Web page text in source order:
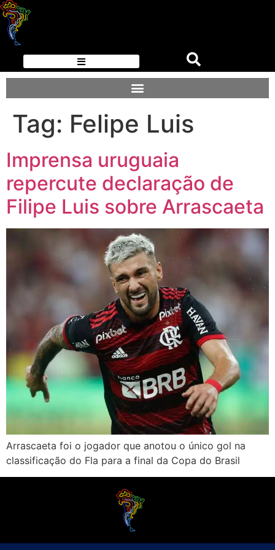
Tag: Felipe Luis
Imprensa uruguaia
repercute declaração de
Filipe Luis sobre Arrascaeta
Arrascaeta foi o jogador que anotou o único gol na
classificação do Fla para a final da Copa do Brasil